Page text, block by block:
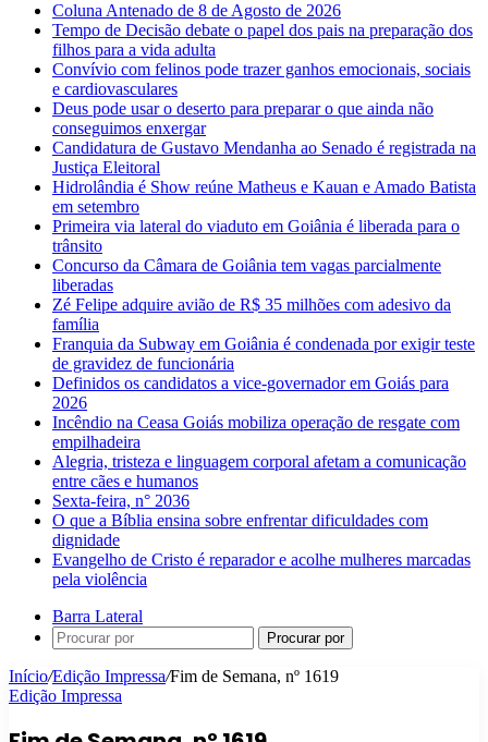
Coluna Antenado de 8 de Agosto de 2026
Tempo de Decisão debate o papel dos pais na preparação dos
filhos para a vida adulta
Convívio com felinos pode trazer ganhos emocionais, sociais
e cardiovasculares
Deus pode usar o deserto para preparar o que ainda não
conseguimos enxergar
Candidatura de Gustavo Mendanha ao Senado é registrada na
Justiça Eleitoral
Hidrolândia é Show reúne Matheus e Kauan e Amado Batista
em setembro
Primeira via lateral do viaduto em Goiânia é liberada para o
trânsito
Concurso da Câmara de Goiânia tem vagas parcialmente
liberadas
Zé Felipe adquire avião de R$ 35 milhões com adesivo da
família
Franquia da Subway em Goiânia é condenada por exigir teste
de gravidez de funcionária
Definidos os candidatos a vice-governador em Goiás para
2026
Incêndio na Ceasa Goiás mobiliza operação de resgate com
empilhadeira
Alegria, tristeza e linguagem corporal afetam a comunicação
entre cães e humanos
Sexta-feira, n° 2036
O que a Bíblia ensina sobre enfrentar dificuldades com
dignidade
Evangelho de Cristo é reparador e acolhe mulheres marcadas
pela violência
Barra Lateral
Procurar por
Início/Edição Impressa/Fim de Semana, nº 1619
Edição Impressa